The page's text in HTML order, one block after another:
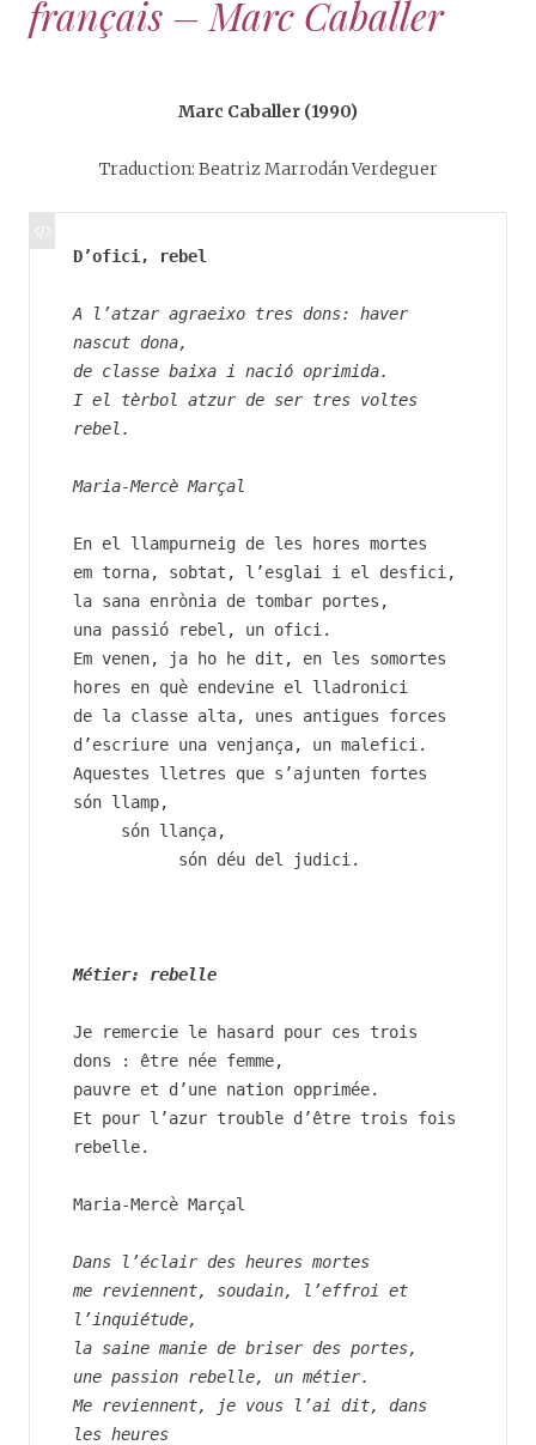
français – Marc Caballer
Marc Caballer (1990)
Traduction: Beatriz Marrodán Verdeguer
D’ofici, rebel
A l’atzar agraeixo tres dons: haver
nascut dona,
de classe baixa i nació oprimida.
I el tèrbol atzur de ser tres voltes
rebel.
Maria-Mercè Marçal
En el llampurneig de les hores mortes
em torna, sobtat, l’esglai i el desfici,
la sana enrònia de tombar portes,
una passió rebel, un ofici.
Em venen, ja ho he dit, en les somortes
hores en què endevine el lladronici
de la classe alta, unes antigues forces
d’escriure una venjança, un malefici.
Aquestes lletres que s’ajunten fortes
són llamp,
són llança,
són déu del judici.
Métier: rebelle
Je remercie le hasard pour ces trois
dons : être née femme,
pauvre et d’une nation opprimée.
Et pour l’azur trouble d’être trois fois
rebelle.
Maria-Mercè Marçal
Dans l’éclair des heures mortes
me reviennent, soudain, l’effroi et
l’inquiétude,
la saine manie de briser des portes,
une passion rebelle, un métier.
Me reviennent, je vous l’ai dit, dans
les heures